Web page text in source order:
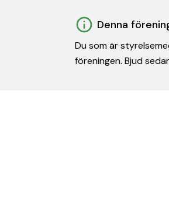
Denna
Du som är
föreningen. Bjud